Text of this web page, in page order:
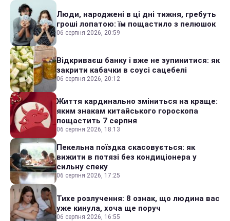
Люди, народжені в ці дні тижня, гребуть
гроші лопатою: їм пощастило з пелюшок
06 серпня 2026, 20:59
Відкриваєш банку і вже не зупинитися: як
закрити кабачки в соусі сацебелі
06 серпня 2026, 20:12
Життя кардинально зміниться на краще:
яким знакам китайського гороскопа
пощастить 7 серпня
06 серпня 2026, 18:13
Пекельна поїздка скасовується: як
вижити в потязі без кондиціонера у
сильну спеку
06 серпня 2026, 17:25
Тихе розлучення: 8 ознак, що людина вас
уже кинула, хоча ще поруч
06 серпня 2026, 16:55